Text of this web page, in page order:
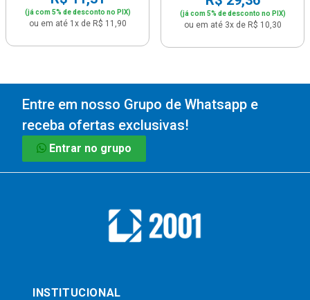
(já com 5% de desconto no PIX)
ou em até 1x de R$ 11,90
(já com 5% de desconto no PIX)
ou em até 3x de R$ 10,30
Entre em nosso Grupo de Whatsapp e
receba ofertas exclusivas!
Entrar no grupo
INSTITUCIONAL